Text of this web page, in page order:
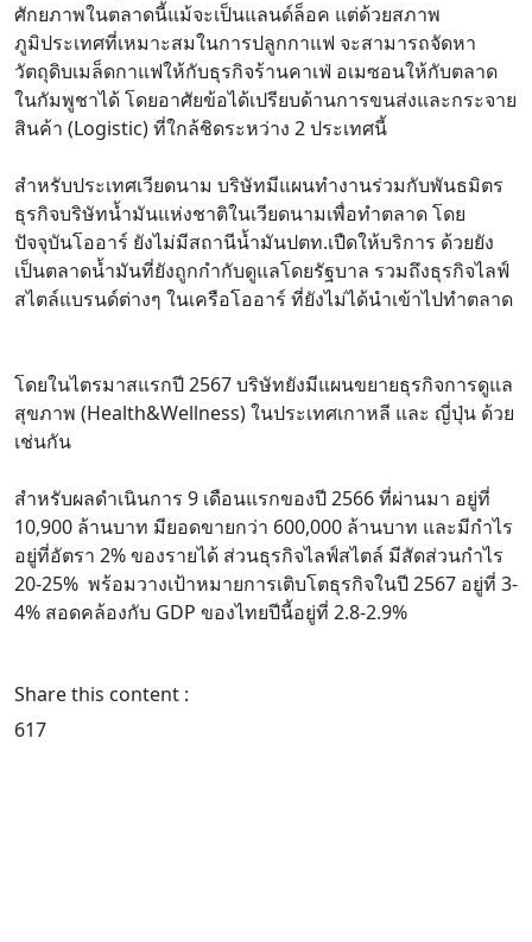
ศักยภาพในตลาดนี้แม้จะเป็นแลนด์ล็อค แต่ด้วยสภาพ
ภูมิประเทศที่เหมาะสมในการปลูกกาแฟ จะสามารถจัดหา
วัตถุดิบเมล็ดกาแฟให้กับธุรกิจร้านคาเฟ่ อเมซอนให้กับตลาด
ในกัมพูชาได้ โดยอาศัยข้อได้เปรียบด้านการขนส่งและกระจาย
สินค้า (Logistic) ที่ใกล้ชิดระหว่าง 2 ประเทศนี้
สำหรับประเทศเวียดนาม บริษัทมีแผนทำงานร่วมกับพันธมิตร
ธุรกิจบริษัทน้ำมันแห่งชาติในเวียดนามเพื่อทำตลาด โดย
ปัจจุบันโออาร์ ยังไม่มีสถานีน้ำมันปตท.เปืดให้บริการ ด้วยยัง
เป็นตลาดน้ำมันที่ยังถูกกำกับดูแลโดยรัฐบาล รวมถึงธุรกิจไลฟ์
สไตล์แบรนด์ต่างๆ ในเครือโออาร์ ที่ยังไม่ได้นำเข้าไปทำตลาด
โดยในไตรมาสแรกปี 2567 บริษัทยังมีแผนขยายธุรกิจการดูแล
สุขภาพ (Health&Wellness) ในประเทศเกาหลี และ ญี่ปุ่น ด้วย
เช่นกัน
สำหรับผลดำเนินการ 9 เดือนแรกของปี 2566 ที่ผ่านมา อยู่ที่
10,900 ล้านบาท มียอดขายกว่า 600,000 ล้านบาท และมีกำไร
อยู่ที่อัตรา 2% ของรายได้ ส่วนธุรกิจไลฟ์สไตล์ มีสัดส่วนกำไร
20-25% พร้อมวางเป้าหมายการเติบโตธุรกิจในปี 2567 อยู่ที่ 3-
4% สอดคล้องกับ GDP ของไทยปีนี้อยู่ที่ 2.8-2.9%
Share this content :
617